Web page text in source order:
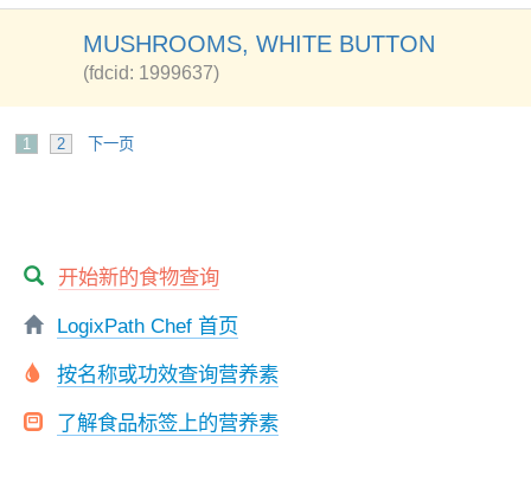
MUSHROOMS, WHITE BUTTON
(fdcid: 1999637)
1 2 下一页
开始新的食物查询
LogixPath Chef 首页
按名称或功效查询营养素
了解食品标签上的营养素